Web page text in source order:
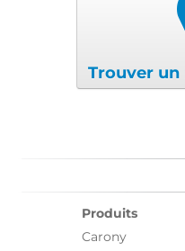
Trouver un
Produits
Carony